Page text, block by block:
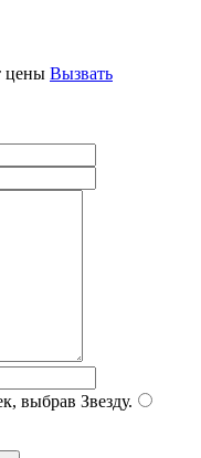
цены Вызвать
выбрав Звезду.